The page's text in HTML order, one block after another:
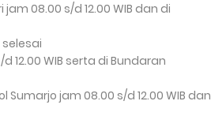
08.00 s/d 12.00 WIB dan di
selesai
12.00 WIB serta di Bundaran
Sumarjo jam 08.00 s/d 12.00 WIB dan